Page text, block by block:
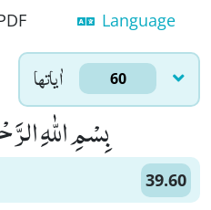
Language
اٰياتها 60
بِسْمِ اللّٰهِ
39.60